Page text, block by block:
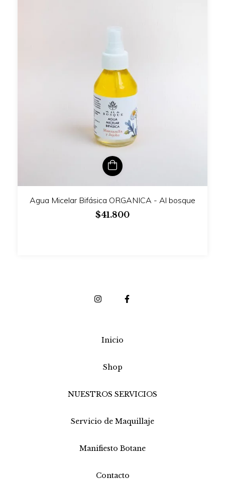
Agua Micelar Bifásica ORGANICA - Al bosque
$41.800
Inicio
Shop
NUESTROS SERVICIOS
Servicio de Maquillaje
Manifiesto Botane
Contacto